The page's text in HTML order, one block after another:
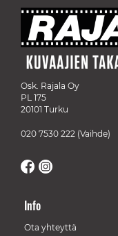
Osk. Rajala Oy
PL 175
20101 Turku
020 7530 222 (Vaihde)
Info
Ota yhteyttä